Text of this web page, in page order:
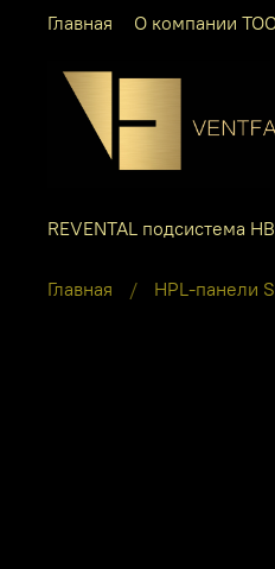
Главная О компании
REVENTAL подсистема
Главная HPL-панели